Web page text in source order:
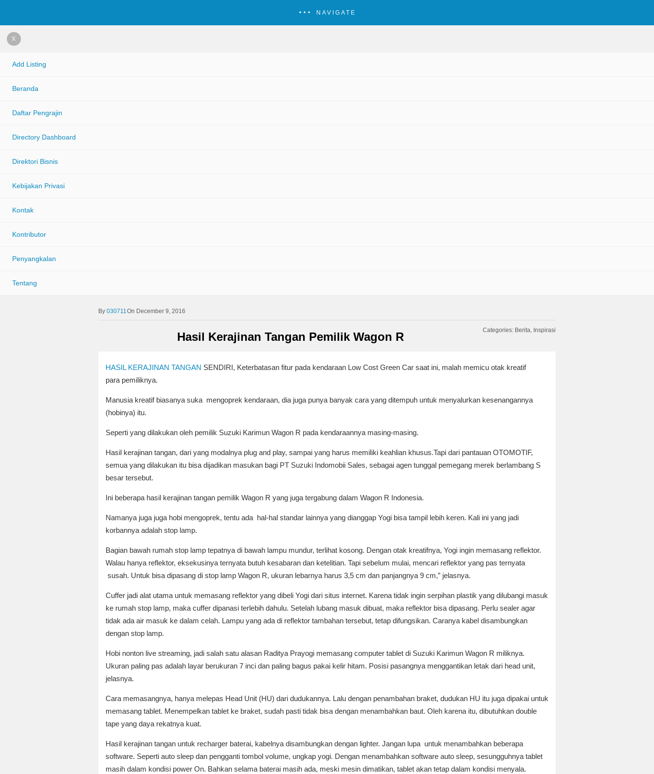
NAVIGATE
X
Add Listing
Beranda
Daftar Pengrajin
Directory Dashboard
Direktori Bisnis
Kebijakan Privasi
Kontak
Kontributor
Penyangkalan
Tentang
030711On December 9, 2016
Categories: Berita Inspirasi
Hasil Kerajinan Tangan Pemilik Wagon R
HASIL KERAJINAN TANGAN SENDIRI, Keterbatasan fitur pada kendaraan Low Cost Green Car saat ini, malah memicu otak kreatif
para pemiliknya.
Manusia kreatif biasanya suka mengoprek kendaraan, dia juga punya banyak cara yang ditempuh untuk menyalurkan kesenangannya
(hobinya) itu.
Seperti yang dilakukan oleh pemilik Suzuki Karimun Wagon R pada kendaraannya masing-masing.
Hasil kerajinan tangan, dari yang modalnya plug and play, sampai yang harus memiliki keahlian khusus.Tapi dari pantauan OTOMOTIF,
semua yang dilakukan itu bisa dijadikan masukan bagi PT Suzuki Indomobii Sales, sebagai agen tunggal pemegang merek berlambang S
besar tersebut.
Ini beberapa hasil kerajinan tangan pemilik Wagon R yang juga tergabung dalam Wagon R Indonesia.
Namanya juga juga hobi mengoprek, tentu ada hal-hal standar lainnya yang dianggap Yogi bisa tampil lebih keren. Kali ini yang jadi
korbannya adalah stop lamp.
Bagian bawah rumah stop lamp tepatnya di bawah lampu mundur, terlihat kosong. Dengan otak kreatifnya, Yogi ingin memasang reflektor.
Walau hanya reflektor, eksekusinya ternyata butuh kesabaran dan ketelitian. Tapi sebelum mulai, mencari reflektor yang pas ternyata
susah. Untuk bisa dipasang di stop lamp Wagon R, ukuran lebarnya harus 3,5 cm dan panjangnya 9 cm,” jelasnya.
Cuffer jadi alat utama untuk memasang reflektor yang dibeli Yogi dari situs internet. Karena tidak ingin serpihan plastik yang dilubangi masuk
ke rumah stop lamp, maka cuffer dipanasi terlebih dahulu. Setelah lubang masuk dibuat, maka reflektor bisa dipasang. Perlu sealer agar
tidak ada air masuk ke dalam celah. Lampu yang ada di reflektor tambahan tersebut, tetap difungsikan. Caranya kabel disambungkan
dengan stop lamp.
Hobi nonton live streaming, jadi salah satu alasan Raditya Prayogi memasang computer tablet di Suzuki Karimun Wagon R miliknya.
Ukuran paling pas adalah layar berukuran 7 inci dan paling bagus pakai kelir hitam. Posisi pasangnya menggantikan letak dari head unit,
jelasnya.
Cara memasangnya, hanya melepas Head Unit (HU) dari dudukannya. Lalu dengan penambahan braket, dudukan HU itu juga dipakai untuk
memasang tablet. Menempelkan tablet ke braket, sudah pasti tidak bisa dengan menambahkan baut. Oleh karena itu, dibutuhkan double
tape yang daya rekatnya kuat.
Hasil kerajinan tangan untuk recharger baterai, kabelnya disambungkan dengan lighter. Jangan lupa untuk menambahkan beberapa
software. Seperti auto sleep dan pengganti tombol volume, ungkap yogi. Dengan menambahkan software auto sleep, sesungguhnya tablet
masih dalam kondisi power On. Bahkan selama baterai masih ada, meski mesin dimatikan, tablet akan tetap dalam kondisi menyala.